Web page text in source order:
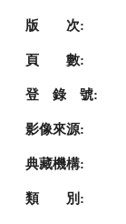
版 次:
頁 數:
登 錄 號:
影像來源:
典藏機構:
類 別: